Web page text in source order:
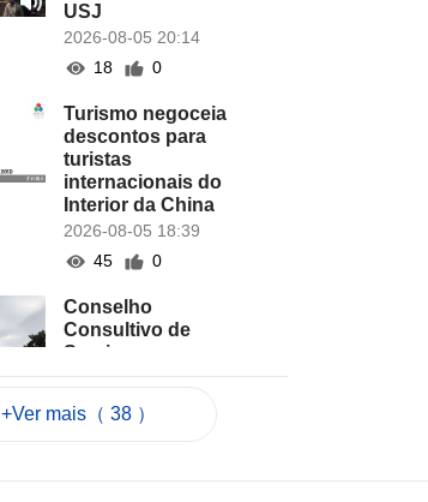
USJ
2026-08-05 20:14
18
0
Turismo negoceia
descontos para
turistas
internacionais do
Interior da China
2026-08-05 18:39
45
0
Conselho
Consultivo de
Serviços
optimizar percurso
+Ver mais（ 38 ）